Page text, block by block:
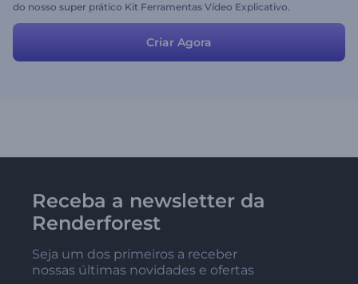
do nosso super prático Kit Ferramentas Vídeo Explicativo.
Criar Agora
Receba a newsletter da
Renderforest
Seja um dos primeiros a receber
nossas últimas novidades e ofertas